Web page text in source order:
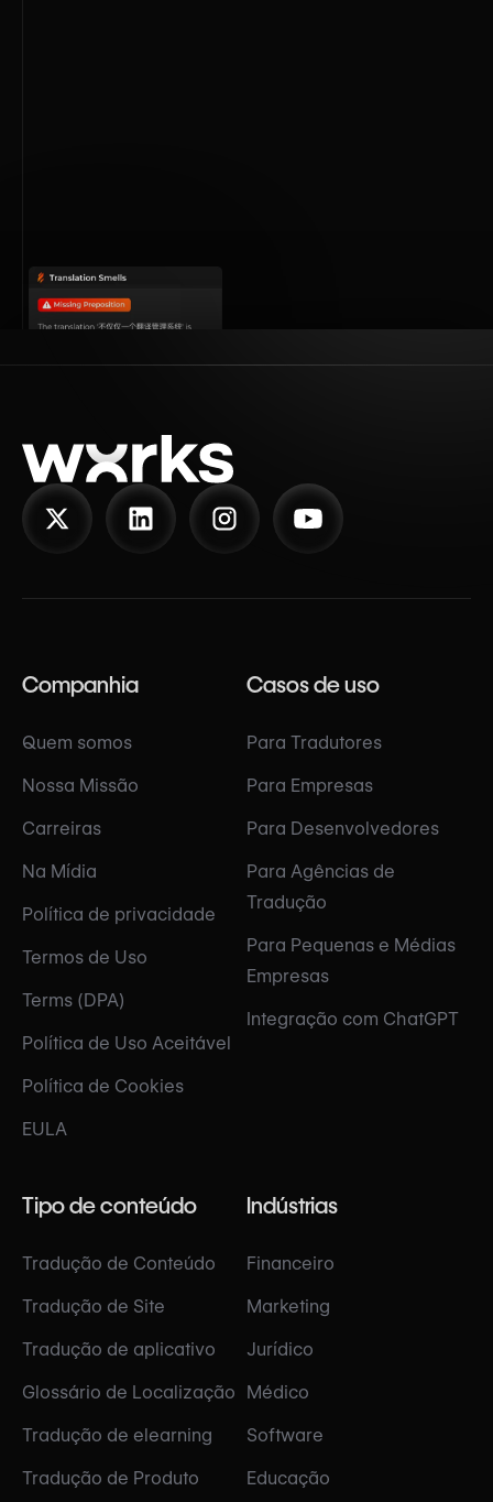
Companhia
Quem somos
Nossa Missão
Carreiras
Na Mídia
Política de privacidade
Termos de Uso
Terms (DPA)
Política de Uso Aceitável
Política de Cookies
EULA
Casos de uso
Para Tradutores
Para Empresas
Para Desenvolvedores
Para Agências de
Tradução
Para Pequenas e Médias
Empresas
Integração com ChatGPT
Tipo de conteúdo
Tradução de Conteúdo
Tradução de Site
Tradução de aplicativo
Glossário de Localização
Tradução de elearning
Tradução de Produto
Indústrias
Financeiro
Marketing
Jurídico
Médico
Software
Educação